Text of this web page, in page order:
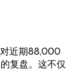
近期88,000
复盘。这不仅